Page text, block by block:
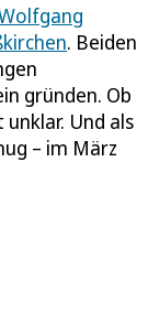
. Beiden
gründen. Ob
Und als
– im März